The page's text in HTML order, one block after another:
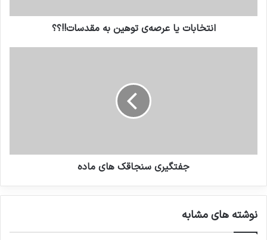
انتخابات یا عرصه‌ی توهین به مقدسات!!؟؟
جفتگیری سنجاقک های ماده
نوشته های مشابه